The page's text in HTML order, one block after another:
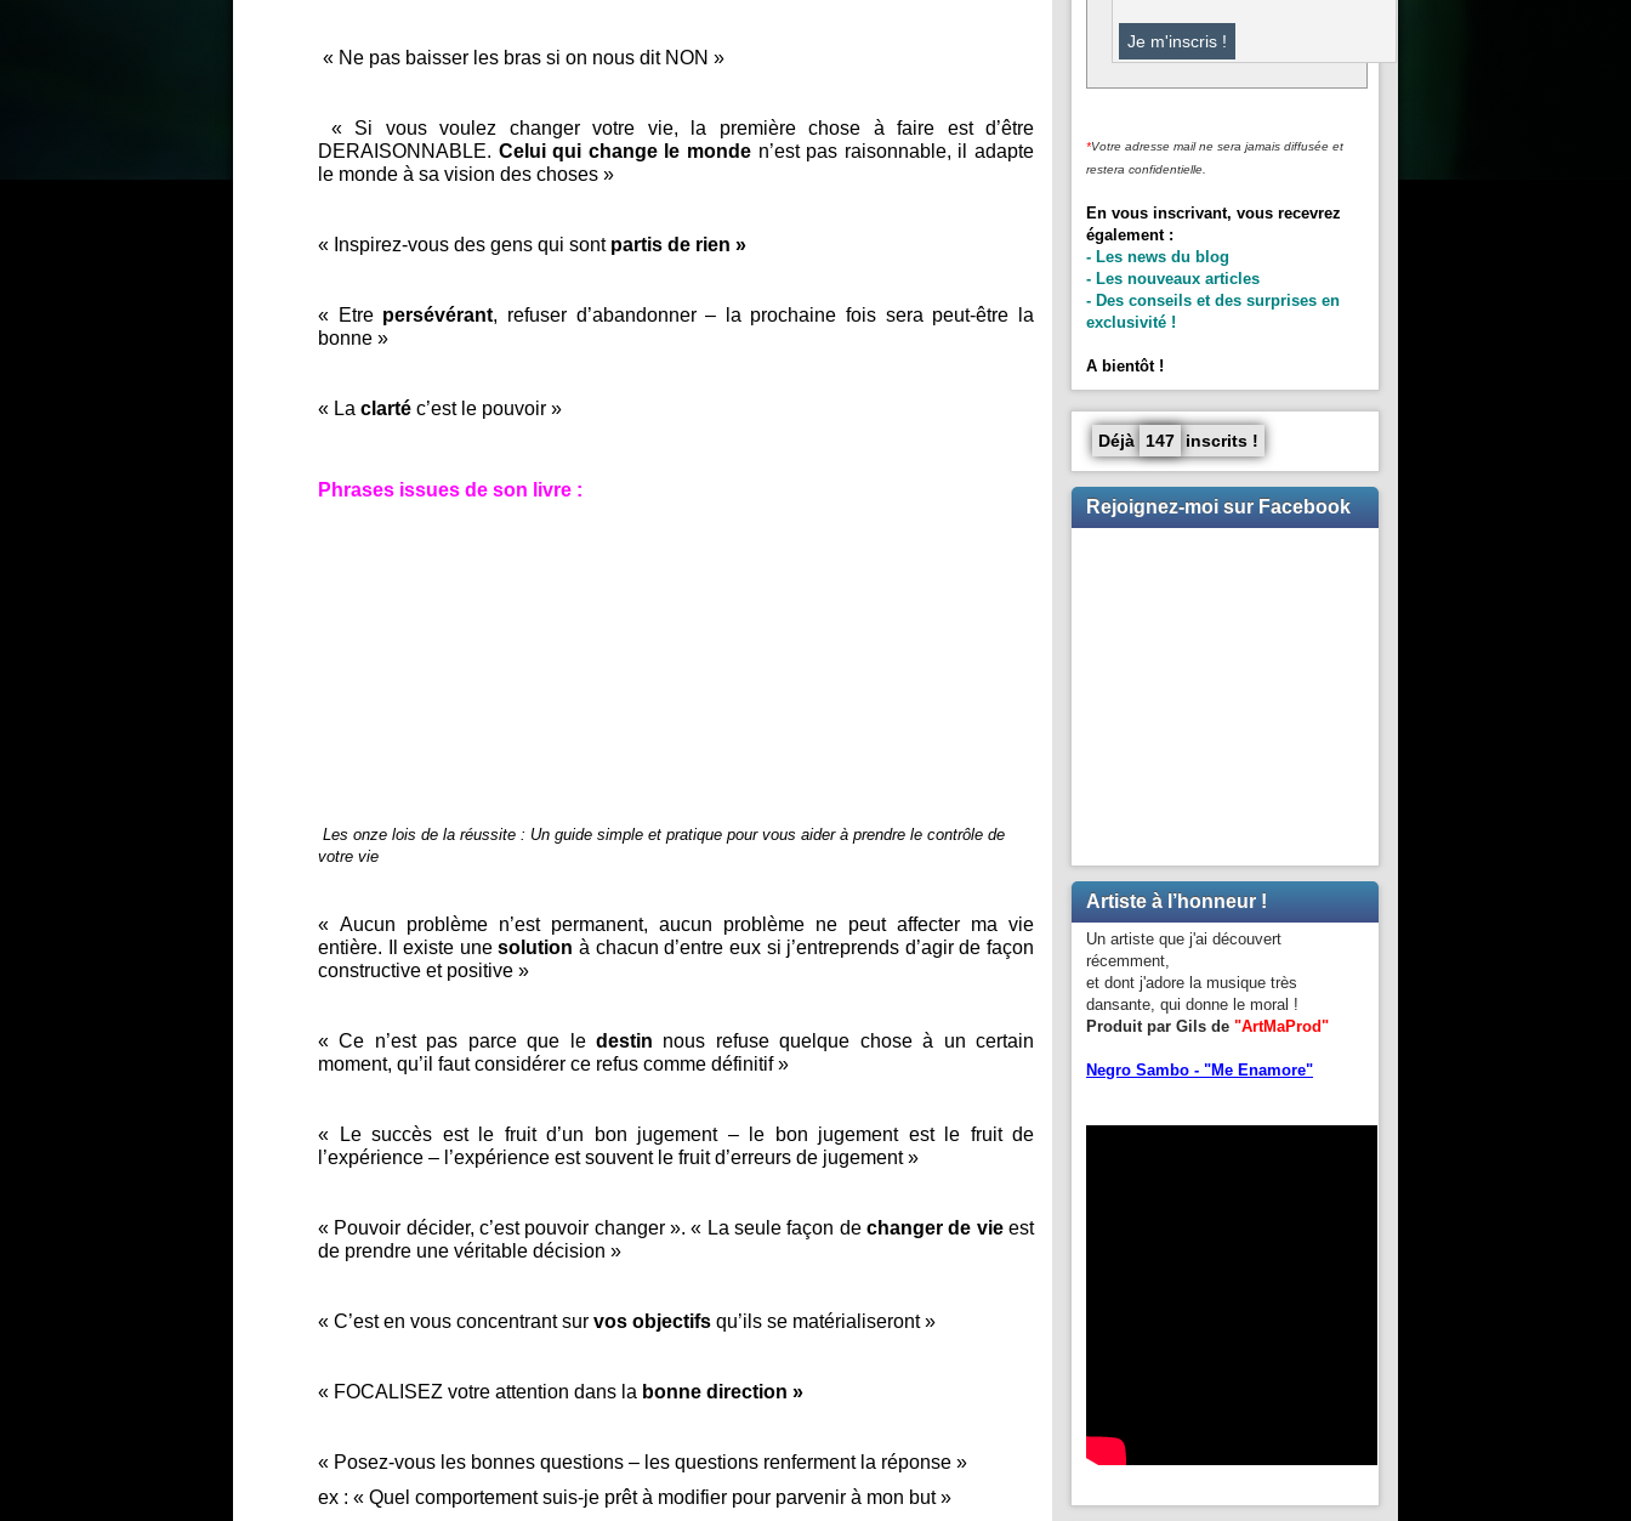
« Ne pas baisser les bras si on nous dit NON »
« Si vous voulez changer votre vie, la première chose à faire est d’être
DERAISONNABLE. Celui qui change le monde n’est pas raisonnable, il adapte
le monde à sa vision des choses »
« Inspirez-vous des gens qui sont partis de rien »
« Etre persévérant, refuser d’abandonner – la prochaine fois sera peut-être la
bonne »
« La clarté c’est le pouvoir »
Phrases issues de son livre :
Les onze lois de la réussite : Un guide simple et pratique pour vous aider à prendre le contrôle de
votre vie
« Aucun problème n’est permanent, aucun problème ne peut affecter ma vie
entière. Il existe unesolution à chacun d’entre eux si j’entreprends d’agir de façon
constructive et positive »
« Ce n’est pas parce que le destin nous refuse quelque chose à un certain
moment, qu’il faut considérer ce refus comme définitif »
« Le succès est le fruit d’un bon jugement – le bon jugement est le fruit de
l’expérience – l’expérience est souvent le fruit d’erreurs de jugement »
« Pouvoir décider, c’est pouvoir changer ». « La seule façon de changer de vieest
de prendre une véritable décision »
« C’est en vous concentrant sur vos objectifs qu’ils se matérialiseront »
« FOCALISEZ votre attention dans la bonne direction »
« Posez-vous les bonnes questions – les questions renferment la réponse »
ex : « Quel comportement suis-je prêt à modifier pour parvenir à mon but »
*Votre adresse mail ne sera jamais diffusée et
restera confidentielle.
En vous inscrivant, vous recevrez
également :
- Les news du blog
- Les nouveaux articles
- Des conseils et des surprises en
exclusivité !
A bientôt !
Déjà 147 inscrits !
Rejoignez-moi sur Facebook
Artiste à l’honneur !
Un artiste que j'ai découvert
récemment,
et dont j'adore la musique très
dansante, qui donne le moral !
Produit par Gils de "ArtMaProd"
Negro Sambo - "Me Enamore"